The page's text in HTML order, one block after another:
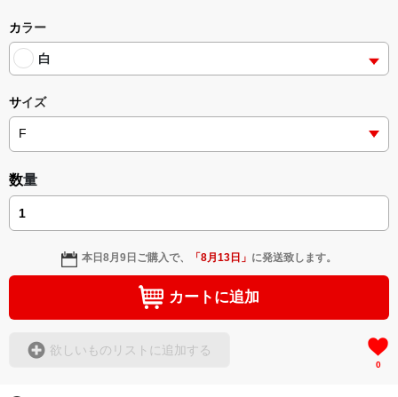
私なりの（）根底を元に都度思考感コンセプトデザインクリ
エイト（創造）しています。
「（）」
よろしくお願い致します。(｡•ㅅ•｡) (*´•ω•`*)…
平成三十年10月20日16時45分10月22日12時58分、
12.28.22.33.に追書。
カラー
白
サイズ
数量
本日8月9日 ご購入で、 「8月13日 」 に発送致します。
カートに追加
欲しいものリストに追加する
0